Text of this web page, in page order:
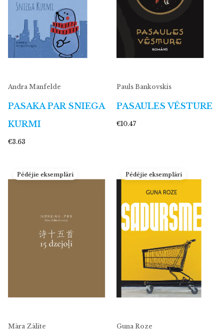
Andra Manfelde
PASAKA PAR SNIEGA
KURMI
€3.63
Pauls Bankovskis
PASAULES VĒSTURE
€10.47
Pēdējie eksemplāri
Māra Zālīte
Pēdējie eksemplāri
Guna Roze